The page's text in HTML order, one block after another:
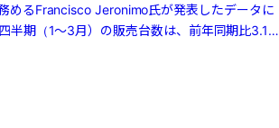
めるFrancisco Jeronimo氏が発表したデータに
半期（1～3月）の販売台数は、前年同期比3.1%